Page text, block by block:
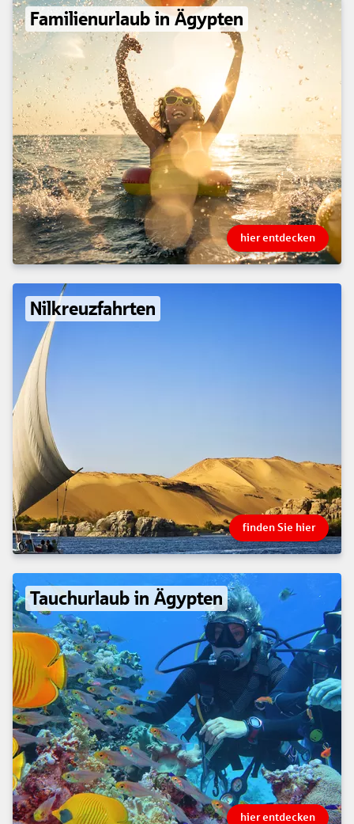
Familienurlaub in Ägypten
hier entdecken
Nilkreuzfahrten
finden Sie hier
Tauchurlaub in Ägypten
hier entdecken